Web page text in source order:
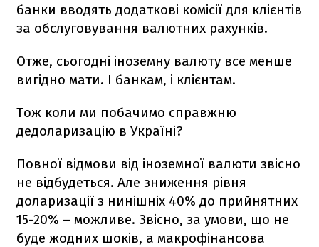
банки вводять додаткові комісії для клієнтів
за обслуговування валютних рахунків.
Отже, сьогодні іноземну валюту все менше
вигідно мати. І банкам, і клієнтам.
Тож коли ми побачимо справжню
дедоларизацію в Україні?
Повної відмови від іноземної валюти звісно
не відбудеться. Але зниження рівня
доларизації з нинішніх 40% до прийнятних
15-20% – можливе. Звісно, за умови, що не
буде жодних шоків, а макрофінансова